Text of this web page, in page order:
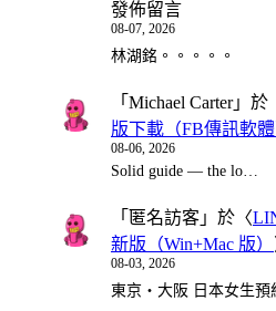
發佈留言
08-07, 2026
林湖銘。。。。。
「 Michael Carter」於
版下載（FB傳訊軟體
08-06, 2026
Solid guide — the lo…
「 匿名訪客 」於〈
新版（Win+Mac 版）
08-03, 2026
東京・大阪 日本女生預